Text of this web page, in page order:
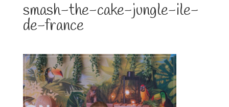
smash-the-cake-jungle-ile-
de-france